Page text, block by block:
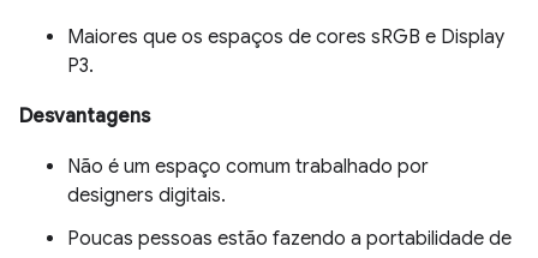
Maiores que os espaços de cores sRGB e Display
P3.
Desvantagens
Não é um espaço comum trabalhado por
designers digitais.
Poucas pessoas estão fazendo a portabilidade de